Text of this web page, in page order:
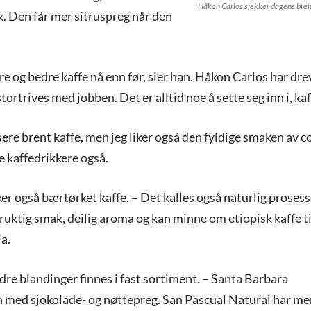
Håkon Carlos sjekker dagens
Den får mer sitruspreg når den
og bedre kaffe nå enn før, sier han. Håkon Carlos har
med jobben. Det er alltid noe å sette seg inn i,
brent kaffe, men jeg liker også den fyldige smaken av
kaffedrikkere også.
også bærtørket kaffe. – Det kalles også naturlig
smak, deilig aroma og kan minne om etiopisk kaffe
blandinger finnes i fast sortiment. – Santa Barbara
sjokolade- og nøttepreg. San Pascual Natural har